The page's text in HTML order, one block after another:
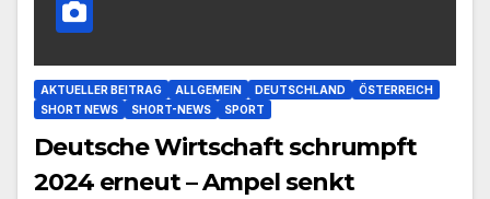
AKTUELLER BEITRAG ALLGEMEIN DEUTSCHLAND
ÖSTERREICH
SHORT NEWS
SHORT-NEWS SPORT
Deutsche Wirtschaft schrumpft
2024 erneut – Ampel senkt